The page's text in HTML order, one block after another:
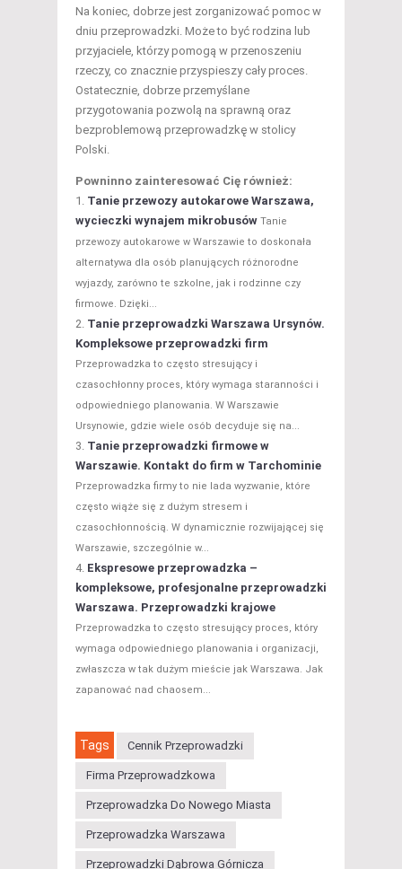
Na koniec, dobrze jest zorganizować pomoc w
dniu przeprowadzki. Może to być rodzina lub
przyjaciele, którzy pomogą w przenoszeniu
rzeczy, co znacznie przyspieszy cały proces.
Ostatecznie, dobrze przemyślane
przygotowania pozwolą na sprawną oraz
bezproblemową przeprowadzkę w stolicy
Polski.
Powninno zainteresować Cię również:
Tanie przewozy autokarowe Warszawa,
wycieczki wynajem mikrobusów Tanie
przewozy autokarowe w Warszawie to doskonała
alternatywa dla osób planujących różnorodne
wyjazdy, zarówno te szkolne, jak i rodzinne czy
firmowe. Dzięki...
Tanie przeprowadzki Warszawa Ursynów.
Kompleksowe przeprowadzki firm
Przeprowadzka to często stresujący i
czasochłonny proces, który wymaga staranności i
odpowiedniego planowania. W Warszawie
Ursynowie, gdzie wiele osób decyduje się na...
Tanie przeprowadzki firmowe w
Warszawie. Kontakt do firm w Tarchominie
Przeprowadzka firmy to nie lada wyzwanie, które
często wiąże się z dużym stresem i
czasochłonnością. W dynamicznie rozwijającej się
Warszawie, szczególnie w...
Ekspresowe przeprowadzka –
kompleksowe, profesjonalne przeprowadzki
Warszawa. Przeprowadzki krajowe
Przeprowadzka to często stresujący proces, który
wymaga odpowiedniego planowania i organizacji,
zwłaszcza w tak dużym mieście jak Warszawa. Jak
zapanować nad chaosem...
Tags Cennik Przeprowadzki
Firma Przeprowadzkowa
Przeprowadzka Do Nowego Miasta
Przeprowadzka Warszawa
Przeprowadzki Dąbrowa Górnicza